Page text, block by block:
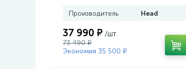
Производитель Head
37 990 ₽ /шт
73 490 ₽
Экономия 35 500 ₽